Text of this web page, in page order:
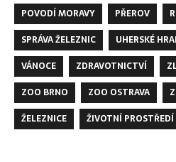
POVODÍ MORAVY
PŘEROV
SPRÁVA ŽELEZNIC
UHERSKÉ
VÁNOCE
ZDRAVOTNICTVÍ
ZOO BRNO
ZOO OSTRAVA
ŽELEZNICE
ŽIVOTNÍ PROSTŘEDÍ